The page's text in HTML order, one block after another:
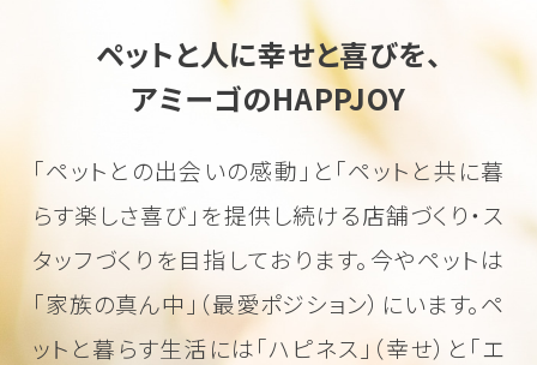
ペットと人に幸せと喜びを、
アミーゴのHAPPJOY
「ペットとの出会いの感動」と「ペットと共に暮
らす楽しさ喜び」を提供し続ける店舗づくり・ス
タッフづくりを目指しております。 今やペットは
「家族の真ん中」（最愛ポジション）にいます。ペ
ットと暮らす生活には「ハピネス」（幸せ）と「エ